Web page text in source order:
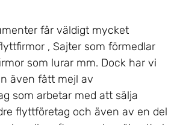
får väldigt mycket
, Sajter som förmedlar
som lurar mm. Dock har vi
även fått mejl av
som arbetar med att sälja
flyttföretag och även av en del